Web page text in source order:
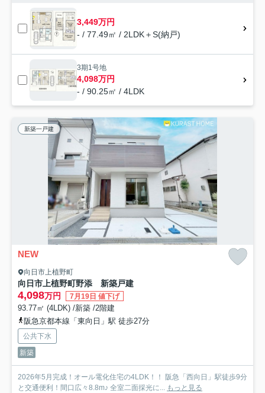
3,449万円
- / 77.49㎡ / 2LDK＋S(納戸)
3期1号地
4,098万円
- / 90.25㎡ / 4LDK
新築一戸建
NEW
向日市上植野町
向日市上植野町野添 新築戸建
4,098万円 7月19日 値下げ
93.77㎡ (4LDK) /新築 /2階建
阪急京都本線「東向日」駅 徒歩27分
公共下水
新築
2026年5月完成！オール電化住宅の4LDK！！ 阪急「西向日」駅徒歩9分
と交通便利！間口広々8.8m♪ 全室二面採光に... もっと見る